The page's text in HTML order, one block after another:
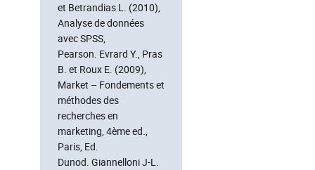
et Betrandias L. (2010),
Analyse de données
avec SPSS,
Pearson. Evrard Y., Pras
B. et Roux E. (2009),
Market – Fondements et
méthodes des
recherches en
marketing, 4ème ed.,
Paris, Ed.
Dunod. Giannelloni J-L.